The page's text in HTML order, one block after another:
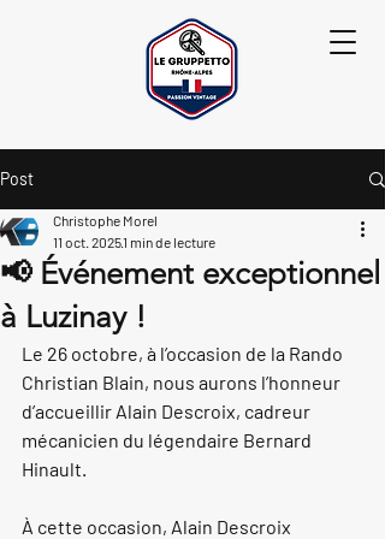
Post
📢 Événement exceptionnel
à Luzinay !
Christophe Morel
11 oct. 20251 min de lecture
Le 26 octobre, à l’occasion de la Rando
Christian Blain, nous aurons l’honneur
d’accueillir Alain Descroix, cadreur
mécanicien du légendaire Bernard
Hinault.
À cette occasion, Alain Descroix